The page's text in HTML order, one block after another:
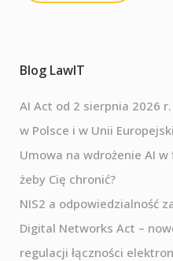
Blog LawIT
AI Act od 2 sierpnia 2026
w Polsce i w Unii
Umowa na wdrożenie AI
żeby Cię chronić?
NIS2 a odpowiedzialność
Digital Networks Act –
regulacji łączności